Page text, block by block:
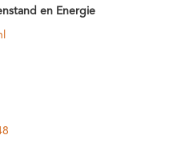
en Energie